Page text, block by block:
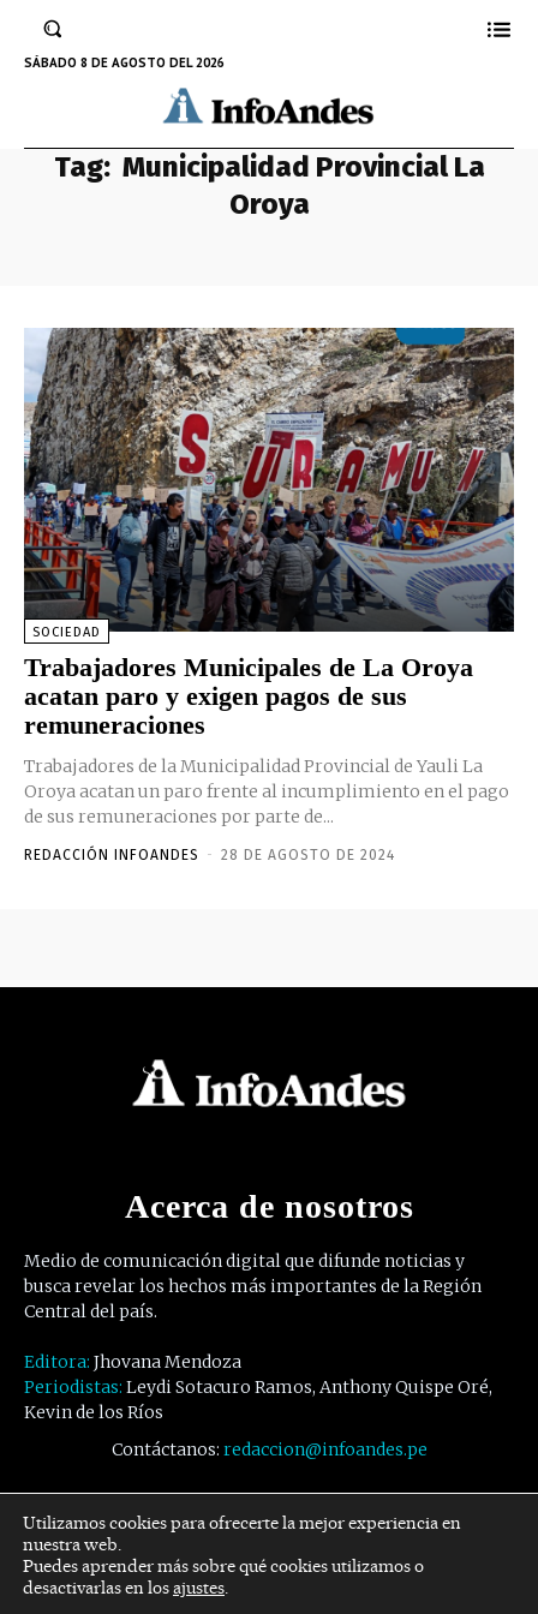
SÁBADO 8 DE AGOSTO DEL 2026
Tag: Municipalidad Provincial La
Oroya
SOCIEDAD
Trabajadores Municipales de La Oroya
acatan paro y exigen pagos de sus
remuneraciones
Trabajadores de la Municipalidad Provincial de Yauli La
Oroya acatan un paro frente al incumplimiento en el pago
de sus remuneraciones por parte de...
REDACCIÓN INFOANDES - 28 DE AGOSTO DE 2024
Acerca de nosotros
Medio de comunicación digital que difunde noticias y
busca revelar los hechos más importantes de la Región
Central del país.
Editora: Jhovana Mendoza
Periodistas: Leydi Sotacuro Ramos, Anthony Quispe Oré,
Kevin de los Ríos
Contáctanos: redaccion@infoandes.pe
Síguenos
Facebook Twitter Youtube
Utilizamos cookies para ofrecerte la mejor experiencia en
nuestra web.
Puedes aprender más sobre qué cookies utilizamos o
desactivarlas en losajustes.